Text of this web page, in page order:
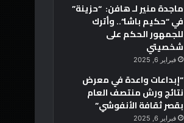
ماجدة منير لـ هافن: “حزينة”
في “حكيم باشا”.. وأترك
للجمهور الحكم على
شخصيتي
فبراير 6, 2025
“إبداعات واعدة في معرض
نتائج ورش منتصف العام
بقصر ثقافة الأنفوشي”
فبراير 6, 2025